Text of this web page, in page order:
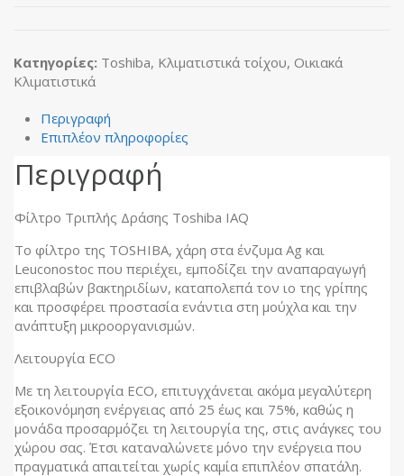
Κατηγορίες: Toshiba, Κλιματιστικά τοίχου, Οικιακά
Κλιματιστικά
Περιγραφή
Επιπλέον πληροφορίες
Περιγραφή
Φίλτρο Τριπλής Δράσης Toshiba IAQ
Το φίλτρο της TOSHIBA, χάρη στα ένζυμα Ag και
Leuconostoc που περιέχει, εμποδίζει την αναπαραγωγή
επιβλαβών βακτηριδίων, καταπολεπά τον ιο της γρίπης
και προσφέρει προστασία ενάντια στη μούχλα και την
ανάπτυξη μικροοργανισμών.
Λειτουργία ECO
Με τη λειτουργία ECO, επιτυγχάνεται ακόμα μεγαλύτερη
εξοικονόμηση ενέργειας από 25 έως και 75%, καθώς η
μονάδα προσαρμόζει τη λειτουργία της, στις ανάγκες του
χώρου σας. Έτσι καταναλώνετε μόνο την ενέργεια που
πραγματικά απαιτείται χωρίς καμία επιπλέον σπατάλη.